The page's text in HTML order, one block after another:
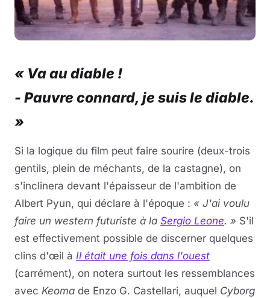
« Va au diable !
- Pauvre connard, je suis le diable.
»
Si la logique du film peut faire sourire (deux-trois
gentils, plein de méchants, de la castagne), on
s'inclinera devant l'épaisseur de l'ambition de
Albert Pyun, qui déclare à l'époque : « J'ai voulu
faire un western futuriste à la Sergio Leone. » S'il
est effectivement possible de discerner quelques
clins d'œil à Il était une fois dans l'ouest
(carrément), on notera surtout les ressemblances
avec Keoma de Enzo G. Castellari, auquel Cyborg